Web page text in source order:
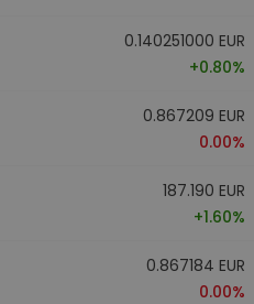
0.140251000 EUR
+0.80%
0.867209 EUR
0.00%
187.190 EUR
+1.60%
0.867184 EUR
0.00%